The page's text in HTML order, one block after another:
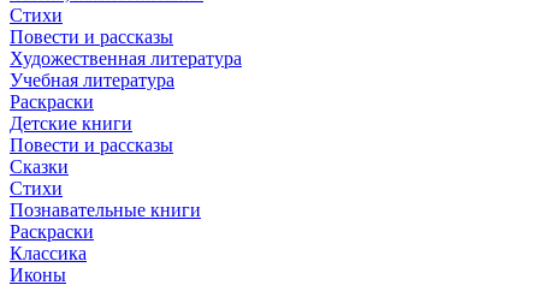
Стихи
Повести и рассказы
Художественная литература
Учебная литература
Раскраски
Детские книги
Повести и рассказы
Сказки
Стихи
Познавательные книги
Раскраски
Классика
Иконы